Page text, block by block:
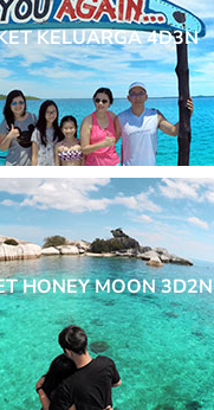
KELUARGA 4D3N
HONEY MOON 3D2N